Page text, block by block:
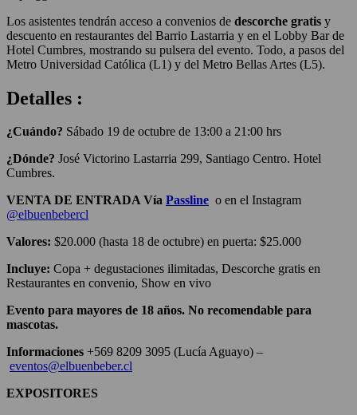
Los asistentes tendrán acceso a convenios de descorche gratis y
descuento en restaurantes del Barrio Lastarria y en el Lobby Bar de
Hotel Cumbres, mostrando su pulsera del evento. Todo, a pasos del
Metro Universidad Católica (L1) y del Metro Bellas Artes (L5).
Detalles :
¿Cuándo? Sábado 19 de octubre de 13:00 a 21:00 hrs
¿Dónde? José Victorino Lastarria 299, Santiago Centro. Hotel
Cumbres.
VENTA DE ENTRADA Vía Passline o en el Instagram
@elbuenbebercl
Valores: $20.000 (hasta 18 de octubre) en puerta: $25.000
Incluye: Copa + degustaciones ilimitadas, Descorche gratis en
Restaurantes en convenio, Show en vivo
Evento para mayores de 18 años. No recomendable para
mascotas.
Informaciones +569 8209 3095 (Lucía Aguayo) –
eventos@elbuenbeber.cl
EXPOSITORES